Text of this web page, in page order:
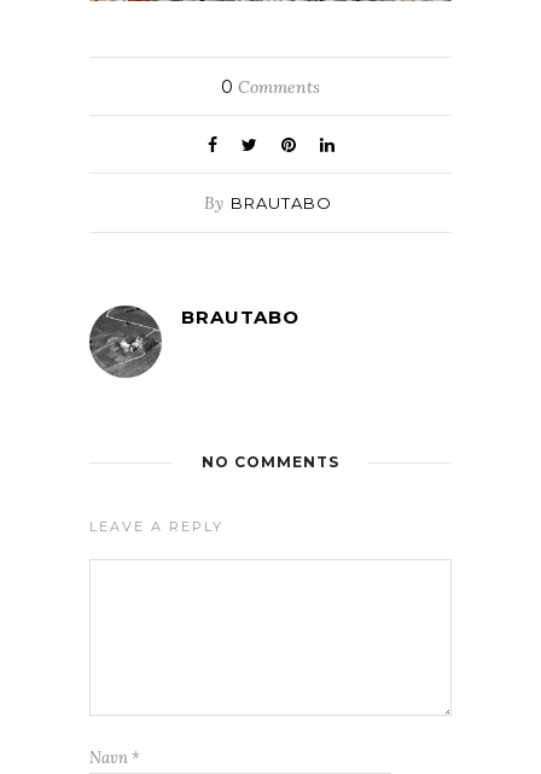
0 Comments
By BRAUTABO
BRAUTABO
NO COMMENTS
LEAVE A REPLY
Navn *